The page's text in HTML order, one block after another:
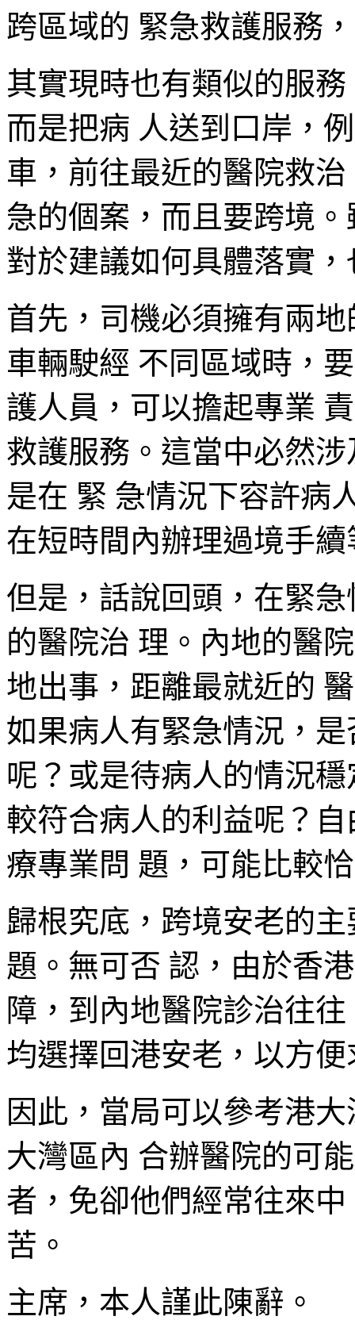
跨區域的 緊急救護服務
其實現時也有類似的服
而是把病 人送到口岸，
車，前往最近的醫院救
急的個案，而且要跨境
對於建議如何具體落實
首先，司機必須擁有兩
車輛駛經 不同區域時，
護人員，可以擔起專業
救護服務。這當中必然
是在 緊 急情況下容許病
在短時間內辦理過境手續
但是，話說回頭，在緊
的醫院治 理。內地的醫
地出事，距離最就近的
如果病人有緊急情況，
呢？或是待病人的情況
較符合病人的利益呢？
療專業問 題，可能比較
歸根究底，跨境安老的
題。無可否 認，由於香
障，到內地醫院診治往
均選擇回港安老，以方便
因此，當局可以參考港
大灣區內 合辦醫院的可
者，免卻他們經常往來
苦。
主席，本人謹此陳辭。